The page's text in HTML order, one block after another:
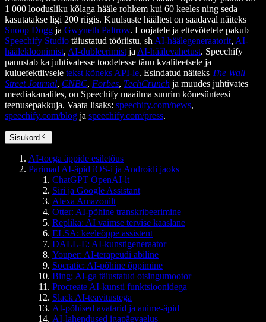
1 000 loodusliku kõlaga hääle rohkem kui 60 keeles ning seda
kasutatakse ligi 200 riigis. Kuulsuste häältest on saadaval näiteks
Snoop Dogg ja Gwyneth Paltrow. Loojatele ja ettevõtetele pakub
Speechify Studio täiustatud tööriistu, sh AI-häälegeneraatorit, AI-
häälekloonimist, AI-dubleerimist ja AI-häälevahetust. Speechify
panustab ka juhtivatesse toodetesse tänu kvaliteetsele ja
kuluefektiivsele tekst kõneks API-le. Esindatud näiteks The Wall
Street Journal, CNBC, Forbes, TechCrunch ja muudes juhtivates
meediakanalites, on Speechify maailma suurim kõnesünteesi
teenusepakkuja. Vaata lisaks: speechify.com/news,
speechify.com/blog ja speechify.com/press.
Sisukord
AI-toega äppide esiletõus
Parimad AI-äpid iOS-i ja Androidi jaoks
ChatGPT OpenAI-lt
Siri ja Google Assistant
Alexa Amazonilt
Otter: AI-põhine transkribeerimine
Replika: AI vaimse tervise kaaslane
ELSA: keeleõppe assistent
DALL-E: AI-kunstigeneraator
Youper: AI-terapeudi abiline
Socratic: AI-põhine õppimine
Bing: AI-ga täiustatud otsingumootor
Procreate AI-kunsti funktsioonidega
Slack AI-teavitustega
AI-põhised avatarid ja anime-äpid
AI-lahendused igapäevaelus